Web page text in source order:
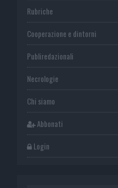
Rubriche
Cooperazione e dintorni
Publiredazionali
Necrologie
Chi siamo
Abbonati
Login